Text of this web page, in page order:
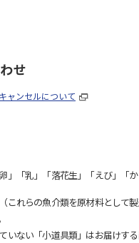
せ
ャンセルについて
」「乳」「落花生」「えび」「
れらの魚介類を原材料として
ない「小道具類」はお届けする